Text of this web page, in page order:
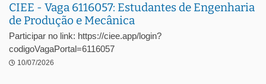
CIEE - Vaga 6116057: Estudantes de Engenharia
de Produção e Mecânica
Participar no link: https://ciee.app/login?
codigoVagaPortal=6116057
10/07/2026